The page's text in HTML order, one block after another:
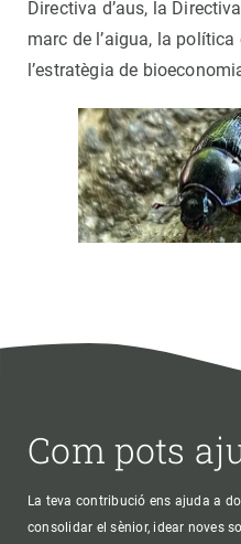
Directiva d’aus, la
marc de l’aigua, la
l’estratègia de
Com pots
La teva contribució ens ajuda a
consolidar el sènior, idear noves